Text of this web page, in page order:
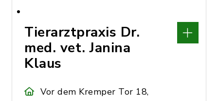
Tierarztpraxis Dr.
med. vet. Janina
Klaus
Vor dem Kremper Tor 18,